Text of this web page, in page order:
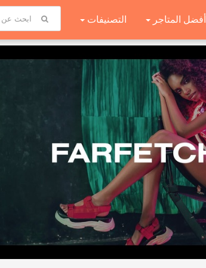
التصنيفات أفضل المتاجر